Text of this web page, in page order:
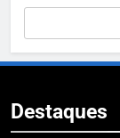
Destaques